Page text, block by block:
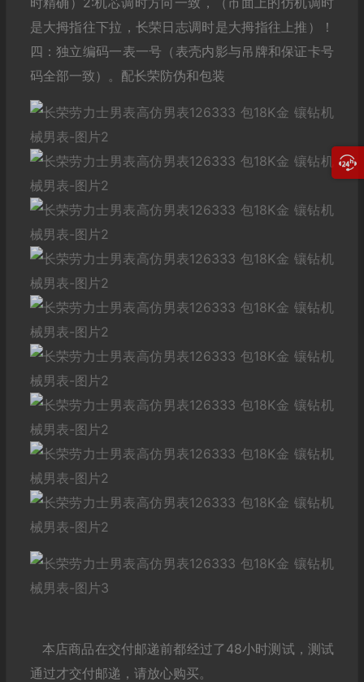
是大拇指往下拉，长荣日志调时是大拇指往上推）！
四：独立编码一表一号（表壳内影与吊牌和保证卡号
码全部一致）。配长荣防伪和包装
本店商品在交付邮递前都经过了48小时测试，测试
通过才交付邮递，请放心购买。